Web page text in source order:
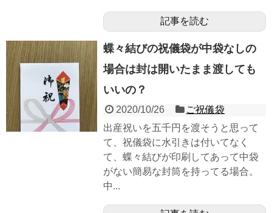
記事を読む
蝶々結びの祝儀袋が中袋なしの
場合は封は開いたまま渡しても
いいの？
2020/10/26
ご祝儀袋
出産祝いを五千円を渡そうと思って
て、祝儀袋に水引きは付いてなく
て、蝶々結びが印刷してあって中袋
がない簡易な封筒を持ってる場合。
中...